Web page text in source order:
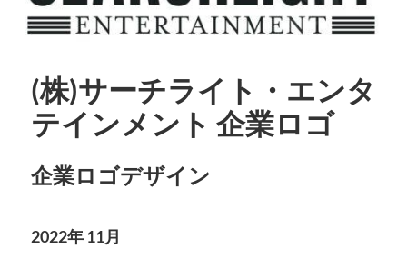
(株)サーチライト・エンタ
テインメント 企業ロゴ
企業ロゴデザイン
2022年 11月